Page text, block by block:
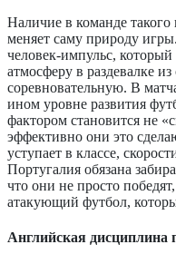
Наличие в команде
меняет саму природу
человек-импульс,
атмосферу в раздевалке
соревновательную. В
ином уровне развития
фактором становится не
эффективно они это
уступает в классе,
Португалия обязана
что они не просто
атакующий футбол,
Английская дисциплина